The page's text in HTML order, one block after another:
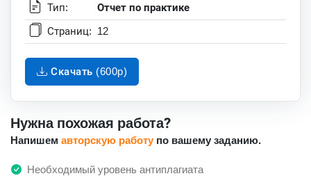
Тип:
Отчет по практике
Страниц: 12
Скачать (600p)
Нужна похожая работа?
Напишем авторскую работу по вашему заданию.
Необходимый уровень антиплагиата